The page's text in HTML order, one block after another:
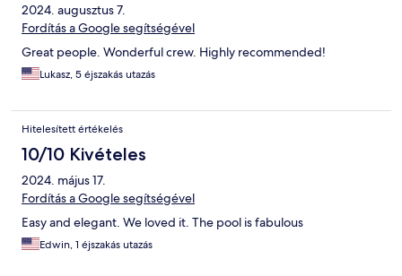
2024. augusztus 7.
Fordítás a Google segítségével
Great people. Wonderful crew. Highly recommended!
Lukasz, 5 éjszakás utazás
Hitelesített értékelés
10/10 Kivételes
2024. május 17.
Fordítás a Google segítségével
Easy and elegant. We loved it. The pool is fabulous
Edwin, 1 éjszakás utazás